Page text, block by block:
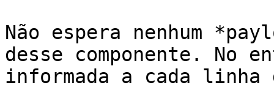
Não espera nenhum
desse componente. No
informada a cada linha